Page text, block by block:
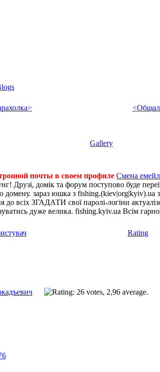
Gallery
почты в своем профиле Смена
Друзі, домік та форум поступово буде
зараз юшка з fishing.(kiev|org|kyiv).ua
всіх ЗГАДАТИ свої паролі-логіни
дуже велика. fishing.kyiv.ua Всім
Rating